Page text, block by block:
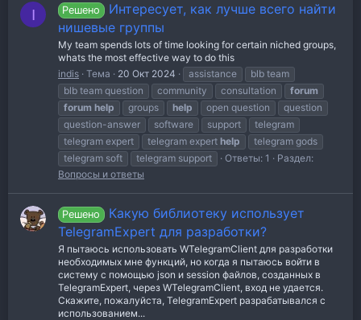
I Решено
Интересует, как лучше всего найти
нишевые группы
My team spends lots of time looking for certain niched groups,
whats the most effective way to do this
indis Тема 20 Окт 2024 assistance
blb team
blb team question
community consultation
forum
forum help groups help open question
question
question-answer
software support
telegram
telegram expert
telegram expert help
telegram gods
telegram soft
telegram support Ответы: 1
Раздел:
Вопросы и ответы
Решено
Какую библиотеку использует
TelegramExpert для разработки?
Я пытаюсь использовать WTelegramClient для разработки
необходимых мне функций, но когда я пытаюсь войти в
систему с помощью json и session файлов, созданных в
TelegramExpert, через WTelegramClient, вход не удается.
Скажите, пожалуйста, TelegramExpert разрабатывался с
использованием...